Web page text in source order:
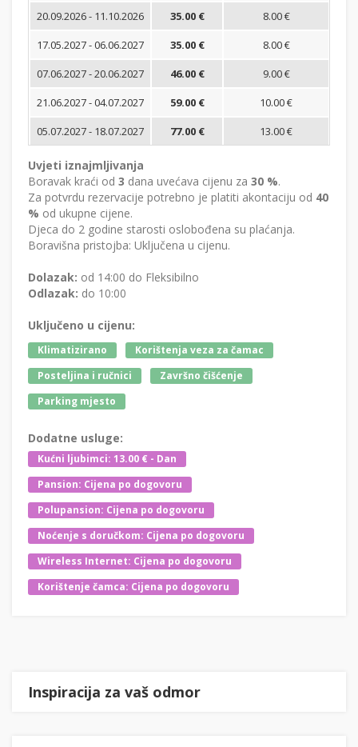
20.09.2026 - 11.10.2026 35.00 €
8.00 €
17.05.2027 - 06.06.2027
35.00 €
8.00 €
07.06.2027 - 20.06.2027
46.00 €
9.00 €
21.06.2027 - 04.07.2027
59.00 €
10.00 €
05.07.2027 - 18.07.2027
77.00 € 13.00 €
Uvjeti iznajmljivanja
Boravak kraći od 3 dana uvećava cijenu za 30 %.
Za potvrdu rezervacije potrebno je platiti akontaciju od 40
% od ukupne cijene.
Djeca do 2 godine starosti oslobođena su plaćanja.
Boravišna pristojba: Uključena u cijenu.
Dolazak: od 14:00 do Fleksibilno
Odlazak: do 10:00
Uključeno u cijenu:
Klimatizirano
Korištenja veza za čamac
Posteljina i ručnici
Završno čišćenje
Parking mjesto
Dodatne usluge:
Kućni ljubimci: 13.00 € - Dan
Pansion: Cijena po dogovoru
Polupansion: Cijena po dogovoru
Noćenje s doručkom: Cijena po dogovoru
Wireless Internet: Cijena po dogovoru
Korištenje čamca: Cijena po dogovoru
Inspiracija za vaš odmor